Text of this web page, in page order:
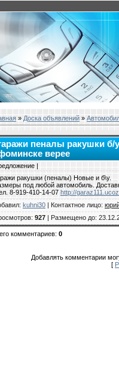
» Доска объявлений »
пеналы ракушки б/
верее
|
ракушки (пеналы) Новые и б\у.
под любой автомобиль.
8-919-410-14-07 http://
: kuhni30 | Контактное лицо:
: 927 | Размещено до:
комментариев: 0
Добавлять комментарии
[